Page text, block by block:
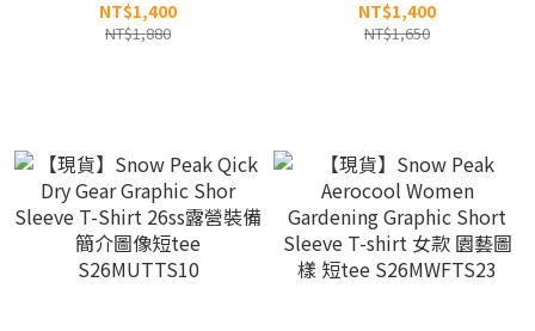
涼感 K6223LRS60
NT$1,400
NT$1,880
26ss 口袋小包 S26ZUFSB06
NT$1,400
NT$1,650